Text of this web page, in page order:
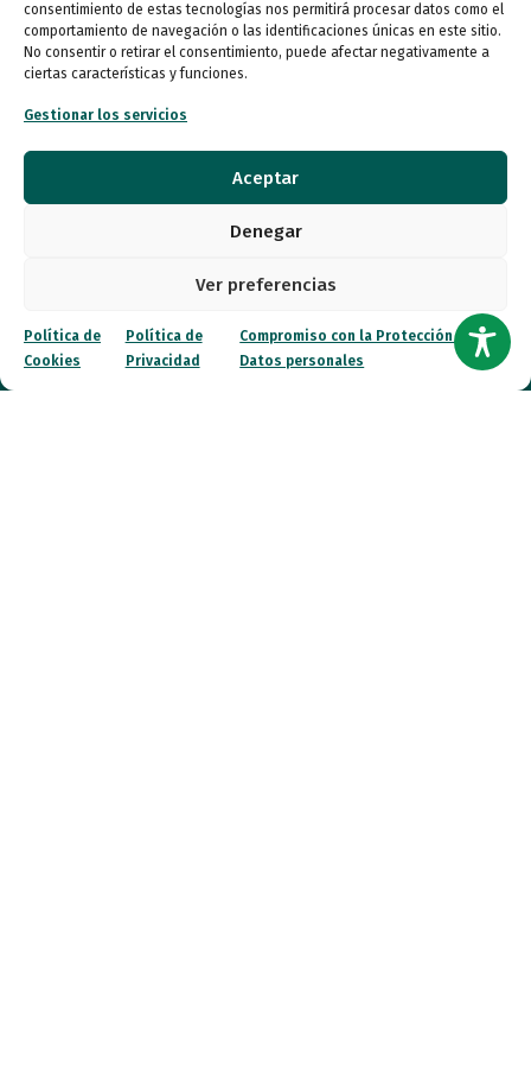
consentimiento de estas tecnologías nos permitirá procesar datos como el
comportamiento de navegación o las identificaciones únicas en este sitio.
No consentir o retirar el consentimiento, puede afectar negativamente a
ciertas características y funciones.
Gestionar los servicios
Aceptar
Denegar
Ver preferencias
Política de
Cookies
Política de
Privacidad
Compromiso con la Protección de
Datos personales
FUENTE ORIGINAL: El País
https://elpais.com/mamas-papas/2021-09-08/gemma-
fue-desvaneciendo.html